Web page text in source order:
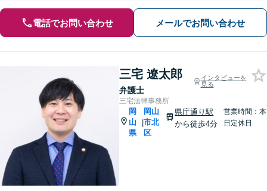
電話でお問い合わせ メールでお問い合わせ
三宅 遼太郎
弁護士
インタビューを
見る
三宅法律事務所
岡
山
県
|
岡山
市北
区
県庁通り駅
から徒歩4分
営業時間：本
日定休日